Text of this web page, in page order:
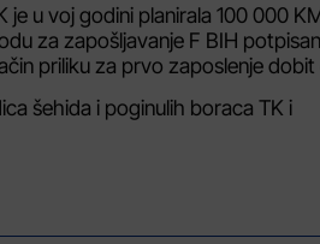
u voj godini planirala 100 000
za zapošljavanje F BIH
priliku za prvo zaposlenje
šehida i poginulih boraca TK i